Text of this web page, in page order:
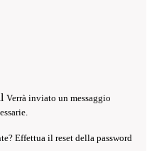
Verrà inviato un messaggio
Effettua il reset della password